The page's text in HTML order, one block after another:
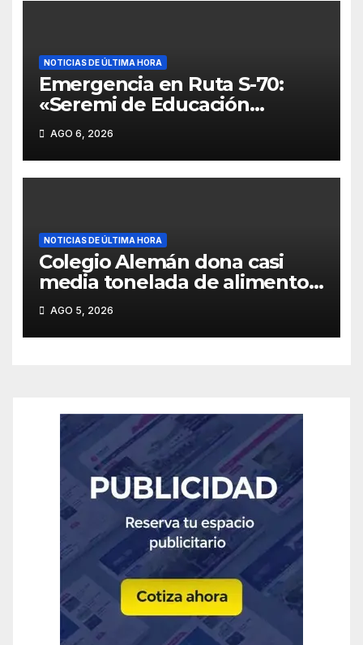
NOTICIAS DE ÚLTIMA HORA
Emergencia en Ruta S-70:
«Seremi de Educación
compromete gestiones para
evitar perjuicios académicos a
estudiantes del Liceo La
Frontera».
AGO 6, 2026
NOTICIAS DE ÚLTIMA HORA
Colegio Alemán dona casi
media tonelada de alimentos
al «Ecomercado Solidario» de
la ciudad de Temuco.
AGO 5, 2026